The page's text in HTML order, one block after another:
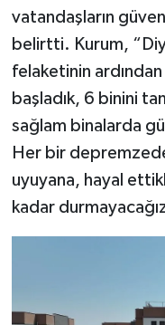
vatandaşların
belirtti. Kurum,
felaketinin
başladık, 6 binini
sağlam binalarda
Her bir
uyuyana, hayal
kadar